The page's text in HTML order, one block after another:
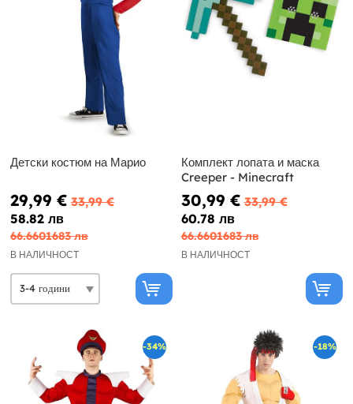
Детски костюм на Марио
29,99 € 33,99 €
58.82 лв
66.6601683 лв
В НАЛИЧНОСТ
Комплект лопата и маска
Creeper - Minecraft
30,99 € 33,99 €
60.78 лв
66.6601683 лв
В НАЛИЧНОСТ
-34% -18%